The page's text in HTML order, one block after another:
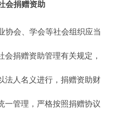
会捐赠资助
协会、学会等社会组织应当
会捐赠资助管理有关规定，
法人名义进行，捐赠资助财
一管理，严格按照捐赠协议